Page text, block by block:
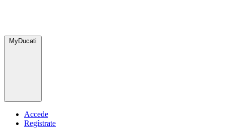
MyDucati
Accede
Regístrate